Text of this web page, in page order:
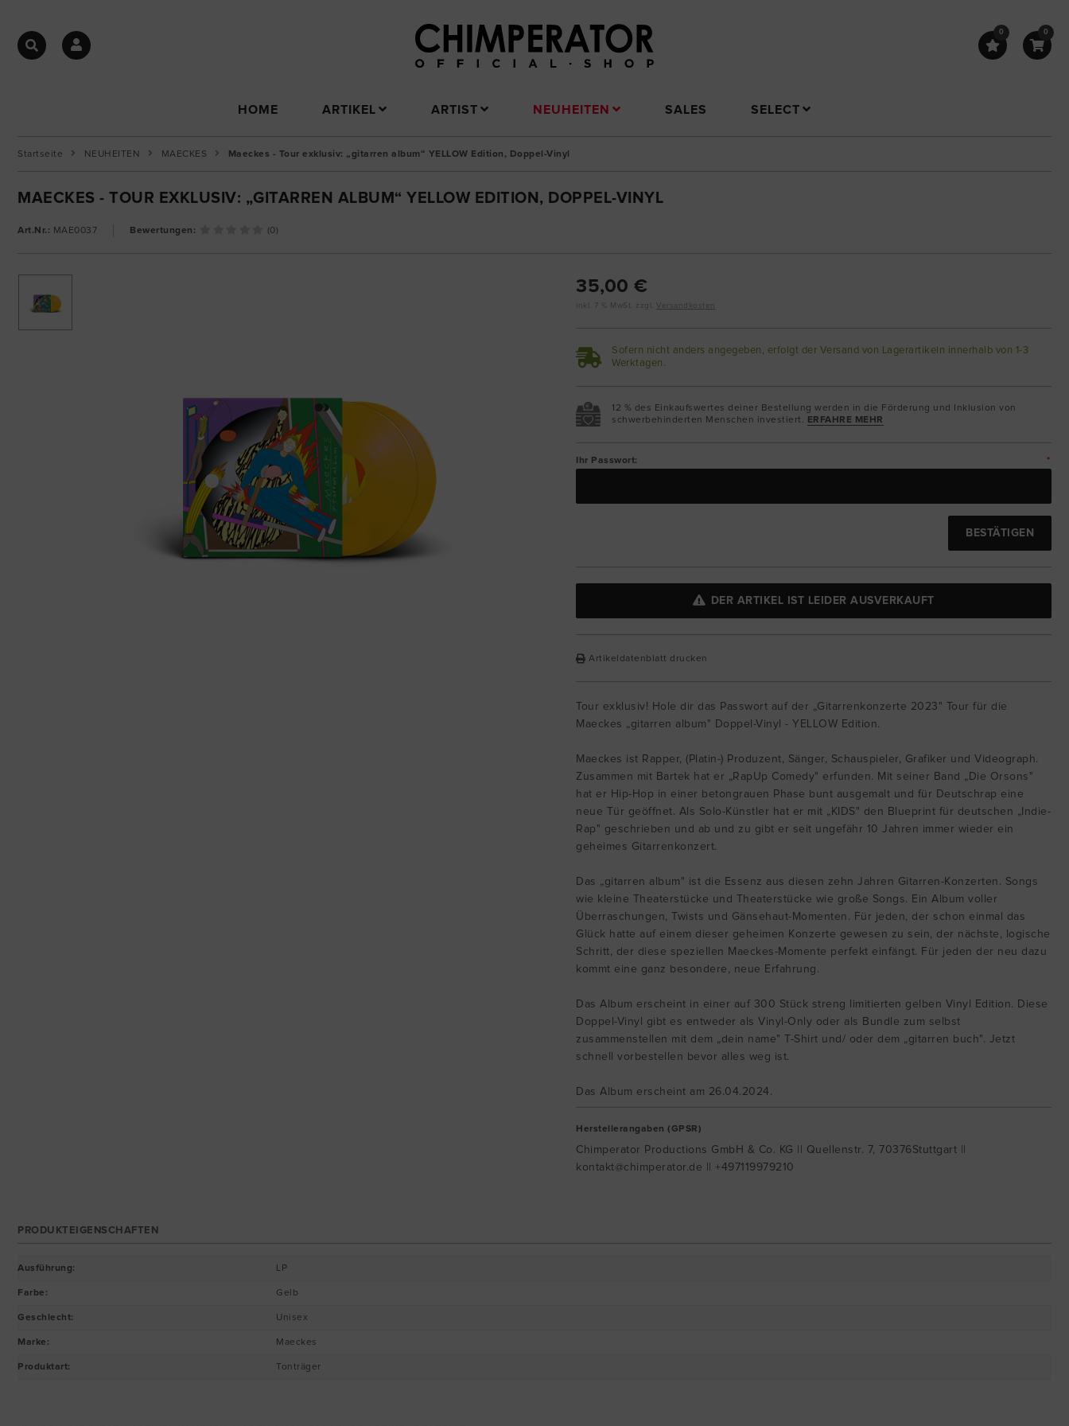
0 0
HOME ARTIKEL ARTIST NEUHEITEN SALES SELECT
Startseite NEUHEITEN MAECKES Maeckes - Tour exklusiv: „gitarren album“ YELLOW Edition, Doppel-Vinyl
MAECKES - TOUR EXKLUSIV: „GITARREN ALBUM“ YELLOW EDITION, DOPPEL-VINYL
Art.Nr.: MAE0037 Bewertungen: (0)
35,00 €
inkl. 7 % MwSt. zzgl. Versandkosten
Sofern nicht anders angegeben, erfolgt der Versand von Lagerartikeln innerhalb von 1-3
Werktagen.
12 % des Einkaufswertes deiner Bestellung werden in die Förderung und Inklusion von
schwerbehinderten Menschen investiert. ERFAHRE MEHR
Ihr Passwort: *
BESTÄTIGEN
DER ARTIKEL IST LEIDER AUSVERKAUFT
Artikeldatenblatt drucken
Tour exklusiv! Hole dir das Passwort auf der „Gitarrenkonzerte 2023" Tour für die
Maeckes „gitarren album" Doppel-Vinyl - YELLOW Edition.
Maeckes ist Rapper, (Platin-) Produzent, Sänger, Schauspieler, Grafiker und Videograph.
Zusammen mit Bartek hat er „RapUp Comedy" erfunden. Mit seiner Band „Die Orsons"
hat er Hip-Hop in einer betongrauen Phase bunt ausgemalt und für Deutschrap eine
neue Tür geöffnet. Als Solo-Künstler hat er mit „KIDS" den Blueprint für deutschen „Indie-
Rap" geschrieben und ab und zu gibt er seit ungefähr 10 Jahren immer wieder ein
geheimes Gitarrenkonzert.
Das „gitarren album" ist die Essenz aus diesen zehn Jahren Gitarren-Konzerten. Songs
wie kleine Theaterstücke und Theaterstücke wie große Songs. Ein Album voller
Überraschungen, Twists und Gänsehaut-Momenten. Für jeden, der schon einmal das
Glück hatte auf einem dieser geheimen Konzerte gewesen zu sein, der nächste, logische
Schritt, der diese speziellen Maeckes-Momente perfekt einfängt. Für jeden der neu dazu
kommt eine ganz besondere, neue Erfahrung.
Das Album erscheint in einer auf 300 Stück streng limitierten gelben Vinyl Edition. Diese
Doppel-Vinyl gibt es entweder als Vinyl-Only oder als Bundle zum selbst
zusammenstellen mit dem „dein name" T-Shirt und/ oder dem „gitarren buch". Jetzt
schnell vorbestellen bevor alles weg ist.
Das Album erscheint am 26.04.2024.
Herstellerangaben (GPSR)
Chimperator Productions GmbH & Co. KG || Quellenstr. 7, 70376Stuttgart ||
kontakt@chimperator.de || +497119979210
PRODUKTEIGENSCHAFTEN
Ausführung: LP
Farbe : Gelb
Geschlecht: Unisex
Marke : Maeckes
Produktart: Tonträger